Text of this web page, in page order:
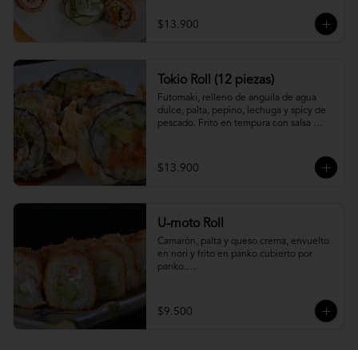
$13.900
Tokio Roll (12 piezas)
Futomaki, relleno de anguila de agua
dulce, palta, pepino, lechuga y spicy de
pescado. Frito en tempura con salsa
$13.900
U-moto Roll
Camarón, palta y queso crema, envuelto
en nori y frito en panko cubierto por
panko.
$9.500